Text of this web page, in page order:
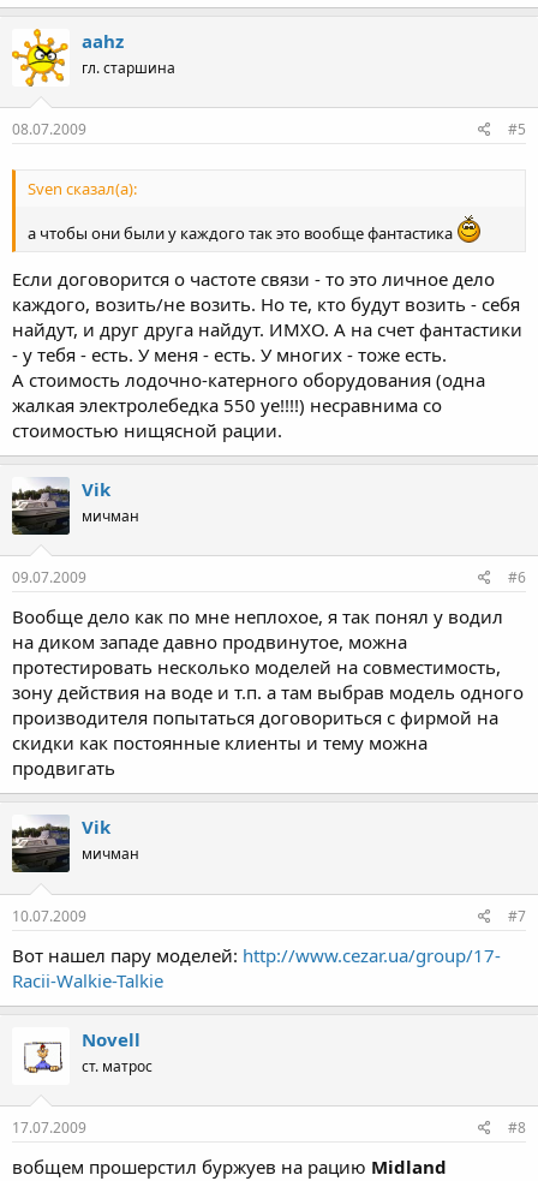
aahz
гл. старшина
08.07.2009 #5
Sven сказал(а):
а чтобы они были у каждого так это вообще фантастика
Если договорится о частоте связи - то это личное дело
каждого, возить/не возить. Но те, кто будут возить - себя
найдут, и друг друга найдут. ИМХО. А на счет фантастики
- у тебя - есть. У меня - есть. У многих - тоже есть.
А стоимость лодочно-катерного оборудования (одна
жалкая электролебедка 550 уе!!!!) несравнима со
стоимостью нищясной рации.
Vik
мичман
09.07.2009 #6
Вообще дело как по мне неплохое, я так понял у водил
на диком западе давно продвинутое, можна
протестировать несколько моделей на совместимость,
зону действия на воде и т.п. а там выбрав модель одного
производителя попытаться договориться с фирмой на
скидки как постоянные клиенты и тему можна
продвигать
Vik
мичман
10.07.2009 #7
Вот нашел пару моделей: http://www.cezar.ua/group/17-
Racii-Walkie-Talkie
Novell
ст. матрос
17.07.2009 #8
вобщем прошерстил буржуев на рацию Midland